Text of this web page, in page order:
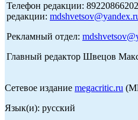
Телефон редакции:
редакции:
Рекламный отдел:
Главный редактор Швецов
Сетевое издание megacritic.ru
Язык(и): русский